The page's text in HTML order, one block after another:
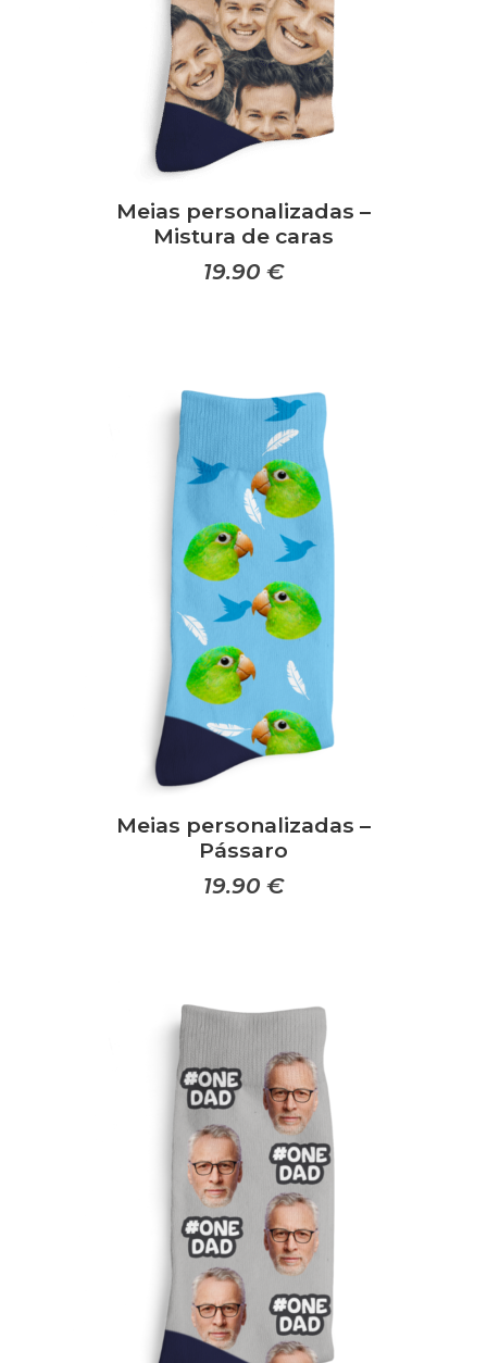
Meias personalizadas –
Mistura de caras
19.90 €
Meias personalizadas –
Pássaro
19.90 €